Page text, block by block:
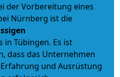
der Vorbereitung eines
Nürnberg ist die
Tübingen. Es ist
dass das Unternehmen
und Ausrüstung